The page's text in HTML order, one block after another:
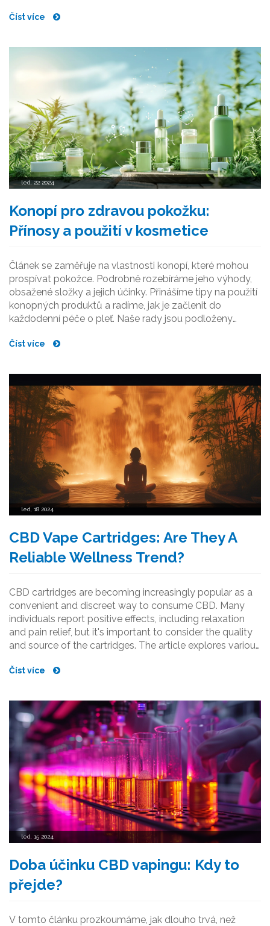
mechanismus účinku, a poskytuje přehled dostupných
jak HHC konzumovat pro maximální přínosy.
Číst více
led, 22 2024
Konopí pro zdravou pokožku:
Přínosy a použití v kosmetice
Článek se zaměřuje na vlastnosti konopí, které mohou
prospívat pokožce. Podrobně rozebíráme jeho výhody,
obsažené složky a jejich účinky. Přinášíme tipy na použití
konopných produktů a radíme, jak je začlenit do
každodenní péče o pleť. Naše rady jsou podloženy
Číst více
led, 18 2024
CBD Vape Cartridges: Are They A
Reliable Wellness Trend?
CBD cartridges are becoming increasingly popular as a
convenient and discreet way to consume CBD. Many
individuals report positive effects, including relaxation
and pain relief, but it's important to consider the quality
and source of the cartridges. The article explores various
potential concerns, and guidance on how to choose the
Číst více
led, 15 2024
Doba účinku CBD vapingu: Kdy to
přejde?
V tomto článku prozkoumáme, jak dlouho trvá, než